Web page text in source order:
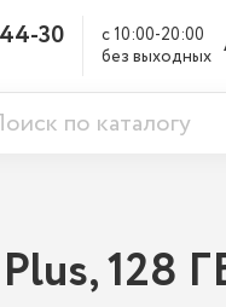
30
с 10:00-20:00
без выходных
128